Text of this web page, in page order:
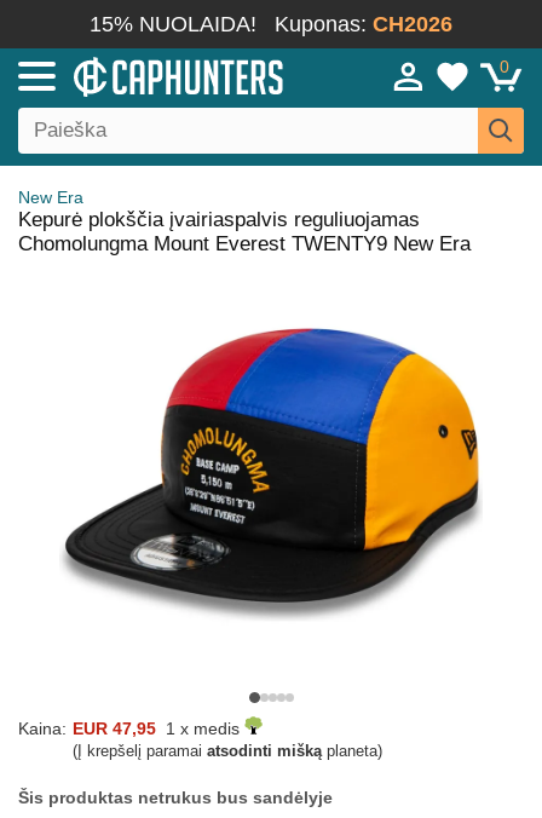
15% NUOLAIDA! Kuponas: CH2026
0
New Era
Kepurė plokščia įvairiaspalvis reguliuojamas
Chomolungma Mount Everest TWENTY9 New Era
Kaina: EUR 47,95 1 x medis
(Į krepšelį paramai atsodinti miškąplaneta)
Šis produktas netrukus bus sandėlyje